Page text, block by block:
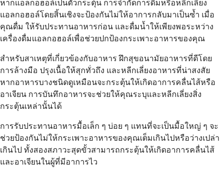
หากแอลกอฮอล์เป็นตัวกระตุ้น การจำกัดการดื่มหรือหลีกเลี่ยง
แอลกอฮอล์โดยสิ้นเชิงจะป้องกันไม่ให้อาการกลับมาเป็นซ้ำ เมื่อ
คุณดื่ม ให้รับประทานอาหารก่อน และดื่มน้ำให้เพียงพอระหว่าง
เครื่องดื่มแอลกอฮอล์เพื่อช่วยปกป้องกระเพาะอาหารของคุณ
สำหรับสาเหตุที่เกี่ยวข้องกับอาหาร ฝึกสุขอนามัยอาหารที่ดีโดย
การล้างมือ ปรุงเนื้อให้สุกทั่วถึง และหลีกเลี่ยงอาหารที่น่าสงสัย
หากอาหารบางชนิดดูเหมือนจะกระตุ้นให้เกิดอาการคลื่นไส้หรือ
อาเจียน การบันทึกอาหารจะช่วยให้คุณระบุและหลีกเลี่ยงสิ่ง
กระตุ้นเหล่านั้นได้
การรับประทานอาหารมื้อเล็ก ๆ บ่อย ๆ แทนที่จะเป็นมื้อใหญ่ ๆ จะ
ช่วยป้องกันไม่ให้กระเพาะอาหารของคุณเต็มเกินไปหรือว่างเปล่า
เกินไป ทั้งสองสภาวะสุดขั้วสามารถกระตุ้นให้เกิดอาการคลื่นไส้
และอาเจียนในผู้ที่มีอาการไว